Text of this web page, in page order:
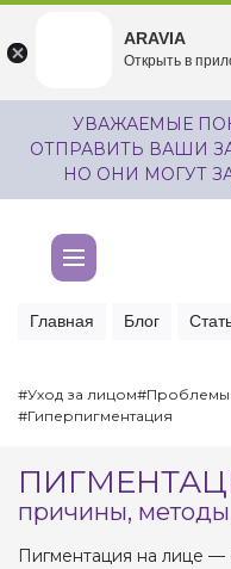
undefined
УВАЖАЕМЫЕ
ОТПРАВИТЬ ВАШИ
НО ОНИ МОГУТ
Главная Блог
#Уход за лицом#Проблемы
#Гиперпигментация
причины,
Пигментация на лице —
ARAVIA
Открыть в